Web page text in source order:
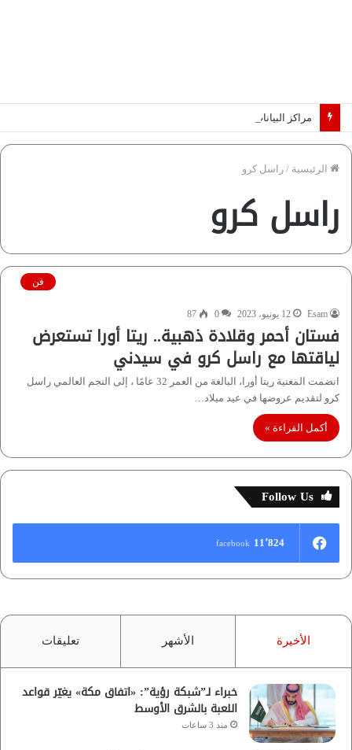
الرئيسية / راسل كرو
راسل كرو
فن
Esam 12 يونيو، 2023 0
87
فستان أحمر وقلادة ذهبية.. ريتا أورا تستعرض
لياقتها مع راسل كرو في سيدني
انضمت المغنية ريتا أورا، البالغة من العمر 32 عامًا ، إلى النجم العالمي راسل
كرو لتقديم عروضها في عيد ميلاد…
أكمل القراءة »
Follow Us
11٬824 facebook
الأخيرة الأشهر تعليقات
خبراء لـ”شبكة رؤية”: «اتفاق مكة» يغيّر قواعد
اللعبة بالشرق الأوسط
منذ 3 ساعات